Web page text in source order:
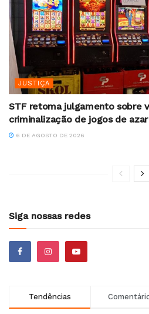
JUSTIÇA
STF retoma julgamento sobre
criminalização de jogos de
6 DE AGOSTO DE 2026
Siga nossas redes
Tendências